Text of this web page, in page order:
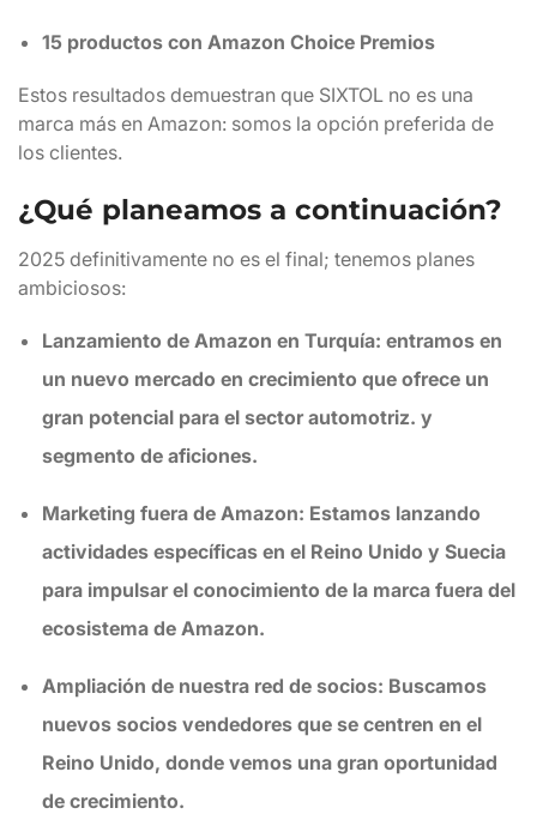
15 productos con Amazon Choice Premios
Estos resultados demuestran que SIXTOL no es una
marca más en Amazon: somos la opción preferida de
los clientes.
¿Qué planeamos a continuación?
2025 definitivamente no es el final; tenemos planes
ambiciosos:
Lanzamiento de Amazon en Turquía: entramos en
un nuevo mercado en crecimiento que ofrece un
gran potencial para el sector automotriz. y
segmento de aficiones.
Marketing fuera de Amazon: Estamos lanzando
actividades específicas en el Reino Unido y Suecia
para impulsar el conocimiento de la marca fuera del
ecosistema de Amazon.
Ampliación de nuestra red de socios: Buscamos
nuevos socios vendedores que se centren en el
Reino Unido, donde vemos una gran oportunidad
de crecimiento.